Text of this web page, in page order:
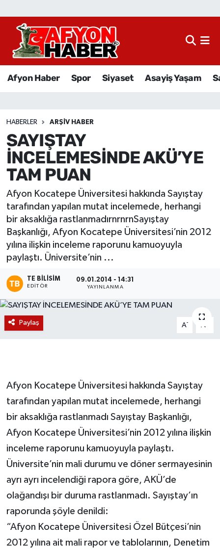
Afyon Haber Spor Siyaset Asayiş Yaşam
HABERLER ARŞIV HABER
SAYIŞTAY
İNCELEMESİNDE AKÜ’YE
TAM PUAN
Afyon Kocatepe Üniversitesi hakkında Sayıştay
tarafından yapılan mutat incelemede, herhangi
bir aksaklığa rastlanmadırnrnrnSayıştay
Başkanlığı, Afyon Kocatepe Üniversitesi’nin 2012
yılına ilişkin inceleme raporunu kamuoyuyla
paylaştı. Üniversite’nin ...
TE BILISIM
EDITÖR
09.01.2014 - 14:31
YAYINLANMA
Paylaş A- A
Afyon Kocatepe Üniversitesi hakkında Sayıştay
tarafından yapılan mutat incelemede, herhangi
bir aksaklığa rastlanmadı Sayıştay Başkanlığı,
Afyon Kocatepe Üniversitesi’nin 2012 yılına ilişkin
inceleme raporunu kamuoyuyla paylaştı.
Üniversite’nin mali durumu ve döner sermayesinin
ayrı ayrı incelendiği rapora göre, AKÜ’de
olağandışı bir duruma rastlanmadı. Sayıştay’ın
raporunda şöyle denildi:
“Afyon Kocatepe Üniversitesi Özel Bütçesi’nin
2012 yılına ait mali rapor ve tablolarının, Denetim
Afyon Haber
Sağlık
Eğitim
Ekonomi
Magazin
Etkinlikler